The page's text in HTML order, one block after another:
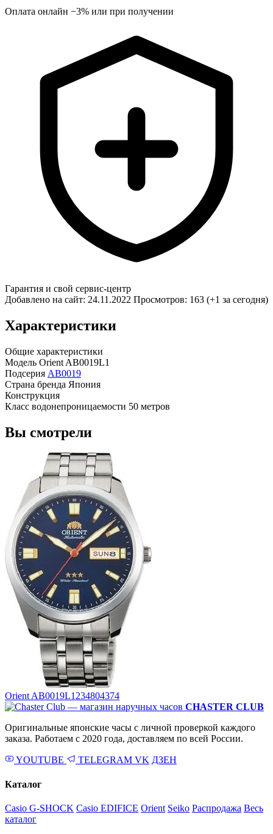
Оплата онлайн −3% или при получении
Гарантия и свой сервис-центр
Добавлено на сайт: 24.11.2022 Просмотров: 163 (+1 за сегодня)
Характеристики
Общие характеристики
Модель Orient AB0019L1
Подсерия AB0019
Страна бренда Япония
Конструкция
Класс водонепроницаемости 50 метров
Вы смотрели
Orient AB0019L1234804374
CHASTER CLUB
Оригинальные японские часы с личной проверкой каждого
заказа. Работаем с 2020 года, доставляем по всей России.
YOUTUBE TELEGRAM VK ДЗЕН
Каталог
Casio G-SHOCK Casio EDIFICE Orient Seiko Распродажа Весь
каталог